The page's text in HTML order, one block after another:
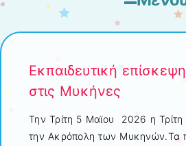
Μετάβαση στο περιεχόμενο
Εκπαιδευτική
στις Μυκήνες
Την Τρίτη 5 Μαϊου 2026 η Τρίτη
την Ακρόπολη των Μυκηνών.Τα